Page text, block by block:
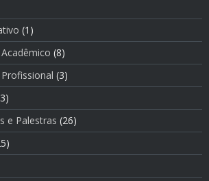
(1)
(8)
(3)
e Palestras (26)